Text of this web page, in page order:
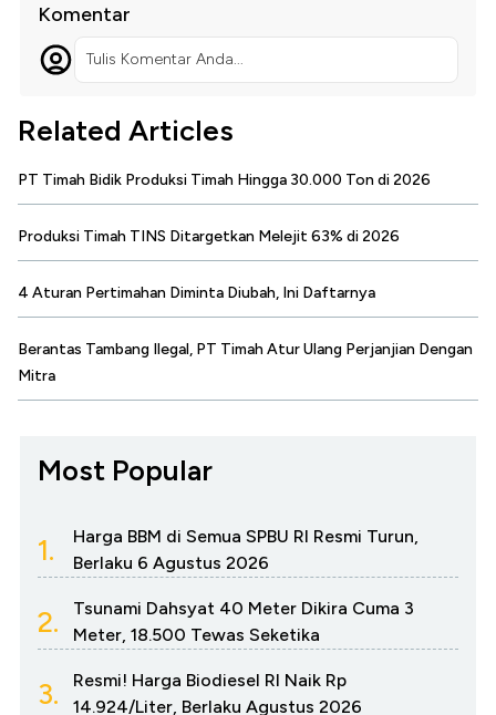
Komentar
Tulis Komentar Anda...
Related Articles
PT Timah Bidik Produksi Timah Hingga 30.000 Ton di 2026
Produksi Timah TINS Ditargetkan Melejit 63% di 2026
4 Aturan Pertimahan Diminta Diubah, Ini Daftarnya
Berantas Tambang Ilegal, PT Timah Atur Ulang Perjanjian Dengan
Mitra
Most Popular
1.
Harga BBM di Semua SPBU RI Resmi Turun,
Berlaku 6 Agustus 2026
2.
Tsunami Dahsyat 40 Meter Dikira Cuma 3
Meter, 18.500 Tewas Seketika
3.
Resmi! Harga Biodiesel RI Naik Rp
14.924/Liter, Berlaku Agustus 2026